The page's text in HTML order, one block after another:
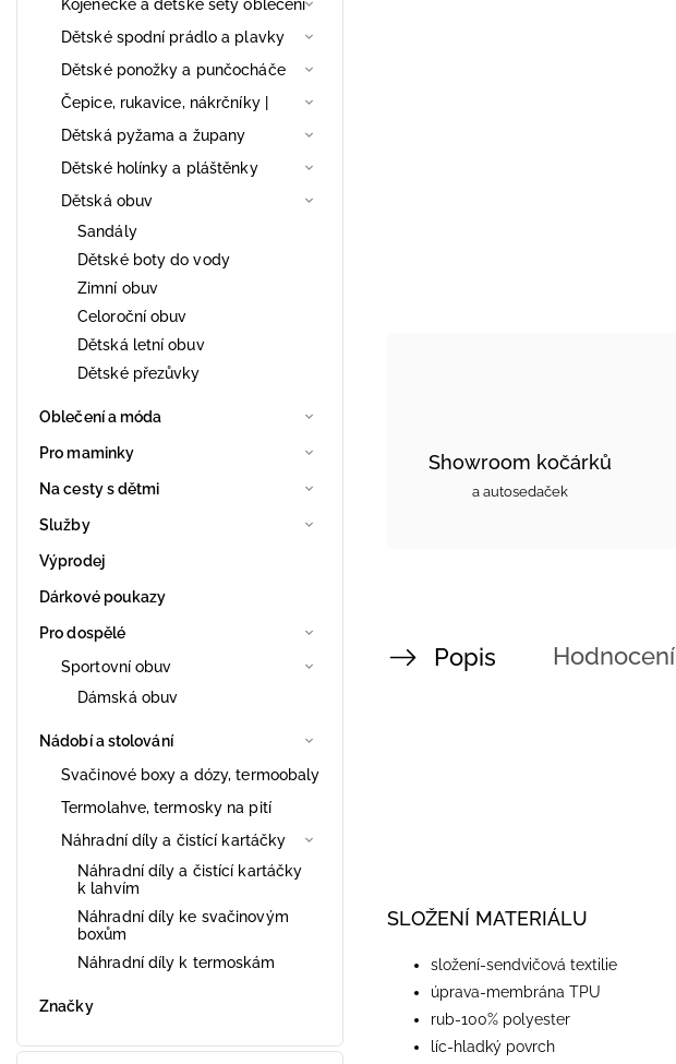
Kojenecké a dětské sety oblečení
Dětské spodní prádlo a plavky
Dětské ponožky a punčocháče
Čepice, rukavice, nákrčníky |
Dětská pyžama a župany
Dětské holínky a pláštěnky
Dětská obuv
Sandály
Dětské boty do vody
Zimní obuv
Celoroční obuv
Dětská letní obuv
Dětské přezůvky
Oblečení a móda
Pro maminky
Na cesty s dětmi
Služby
Výprodej
Dárkové poukazy
Pro dospělé
Sportovní obuv
Dámská obuv
Nádobí a stolování
Svačinové boxy a dózy, termoobaly
Termolahve, termosky na pití
Náhradní díly a čistící kartáčky
Náhradní díly a čistící kartáčky
k lahvím
Náhradní díly ke svačinovým
boxům
Náhradní díly k termoskám
Značky
Showroom kočárků
a autosedaček
Popis Hodnocení
SLOŽENÍ MATERIÁLU
​složení-sendvičová textilie
úprava-membrána TPU
rub-100% polyester
líc-hladký povrch